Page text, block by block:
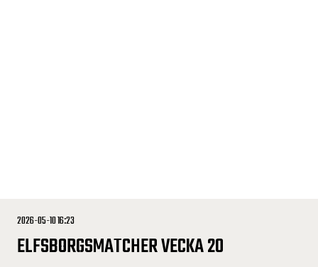
2026-05-10 16:23
ELFSBORGSMATCHER VECKA 20